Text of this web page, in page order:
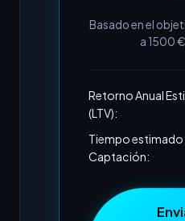
Basado en el
a 1500
Retorno Anual
(LTV):
Tiempo estimado
Captación: